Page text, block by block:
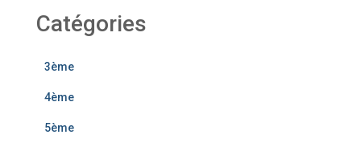
Catégories
3ème
4ème
5ème